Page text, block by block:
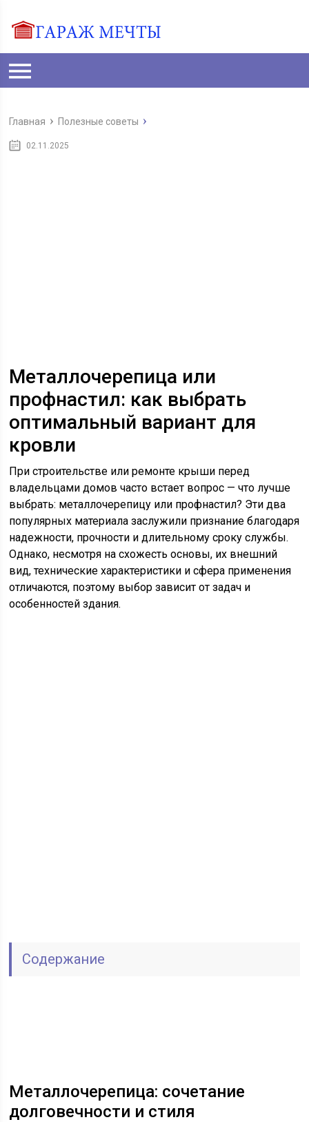
Главная Полезные советы
02.11.2025
Металлочерепица или
профнастил: как выбрать
оптимальный вариант для
кровли
При строительстве или ремонте крыши перед
владельцами домов часто встает вопрос — что лучше
выбрать: металлочерепицу или профнастил? Эти два
популярных материала заслужили признание благодаря
надежности, прочности и длительному сроку службы.
Однако, несмотря на схожесть основы, их внешний
вид, технические характеристики и сфера применения
отличаются, поэтому выбор зависит от задач и
особенностей здания.
Содержание
Металлочерепица: сочетание
долговечности и стиля